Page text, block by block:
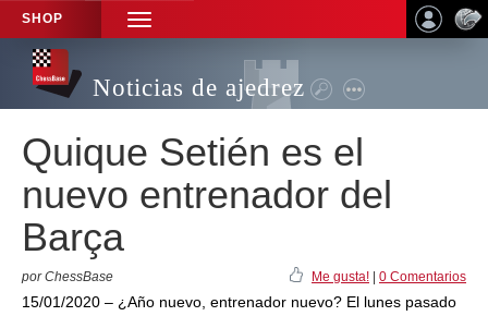
SHOP
TOGGLE
NAVIGATION
Noticias de ajedrez
Quique Setién es el
nuevo entrenador del
Barça
por ChessBase Me gusta! 0 Comentarios
15/01/2020 – ¿Año nuevo, entrenador nuevo? El lunes pasado